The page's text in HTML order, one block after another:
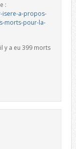
:
isere-a-propos-
morts-pour-la-
y a eu 399 morts